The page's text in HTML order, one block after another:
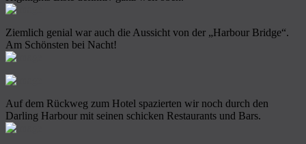
Ziemlich genial war auch die Aussicht von der „Harbour Bridge“.
Am Schönsten bei Nacht!
Auf dem Rückweg zum Hotel spazierten wir noch durch den
Darling Harbour mit seinen schicken Restaurants und Bars.